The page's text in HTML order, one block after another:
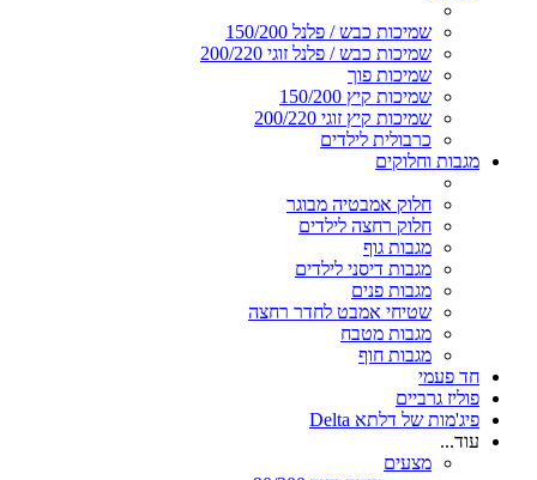
שמיכות כבש / פלנל 150/200
שמיכות כבש / פלנל זוגי 200/220
שמיכות פוך
שמיכות קיץ 150/200
שמיכות קיץ זוגי 200/220
כרבולית לילדים
מגבות וחלוקים
חלוק אמבטיה מבוגר
חלוק רחצה לילדים
מגבות גוף
מגבות דיסני לילדים
מגבות פנים
שטיחי אמבט לחדר רחצה
מגבות מטבח
מגבות חוף
חד פעמי
פוליז גרביים
פיג'מות של דלתא Delta
עוד...
מצעים